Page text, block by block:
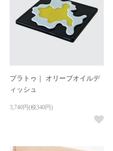
プラトゥ｜ オリーブオイルデ
ィッシュ
3,740円(税340円)